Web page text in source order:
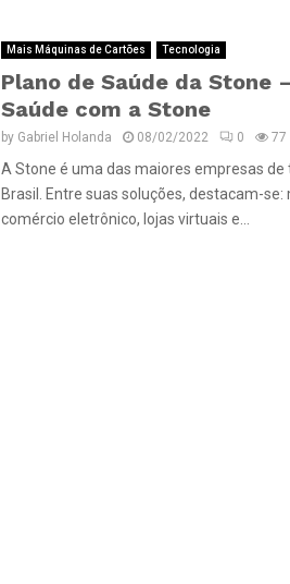
Mais Máquinas de Cartões Tecnologia
Plano de Saúde da Stone
Saúde com a Stone
by Gabriel Holanda 08/02/2022 0 77
A Stone é uma das maiores empresas
Brasil. Entre suas soluções, destacam-
comércio eletrônico, lojas virtuais e...